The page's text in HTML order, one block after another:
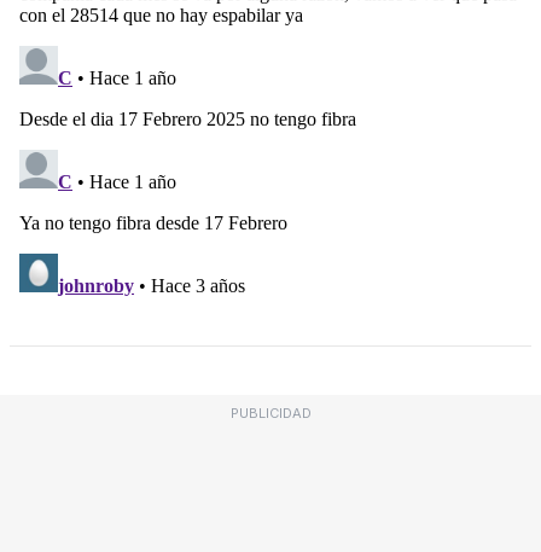
PUBLICIDAD